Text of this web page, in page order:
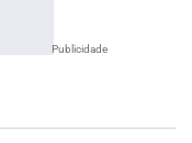
Publicidade